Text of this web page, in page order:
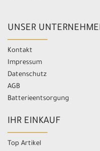
UNSER
Kontakt
Impressum
Datenschutz
AGB
Batterieentsorgung
IHR EINKAUF
Top Artikel